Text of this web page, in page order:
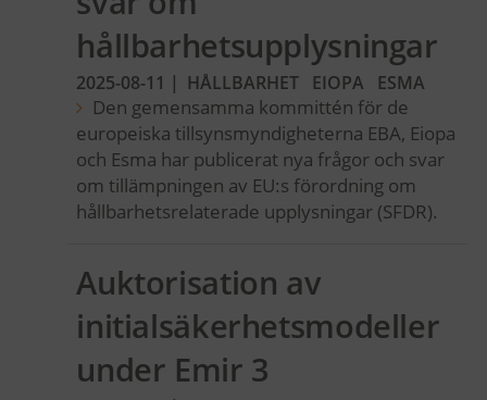
hållbarhetsupplysningar
2025-08-11 | HÅLLBARHET EIOPA ESMA
Den gemensamma kommittén för de
europeiska tillsynsmyndigheterna EBA, Eiopa
och Esma har publicerat nya frågor och svar
om tillämpningen av EU:s förordning om
hållbarhetsrelaterade upplysningar (SFDR).
Auktorisation av
initialsäkerhetsmodeller
under Emir 3